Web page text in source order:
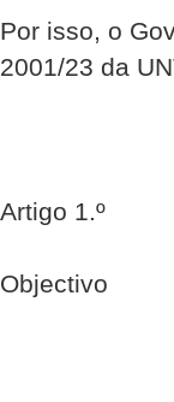
Por isso, o
2001/23 da
Artigo 1.º
Objectivo